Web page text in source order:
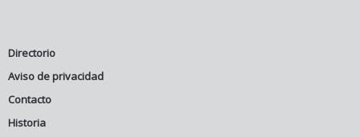
Directorio
Aviso de privacidad
Contacto
Historia